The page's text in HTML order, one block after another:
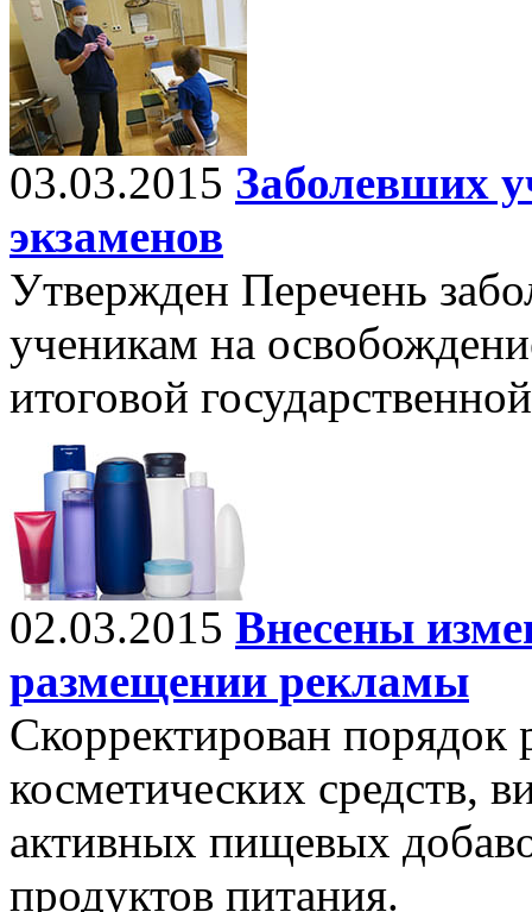
03.03.2015 Заболевших
экзаменов
Утвержден Перечень
ученикам на
итоговой
02.03.2015 Внесены
размещении рекламы
Скорректирован
косметических средств,
активных пищевых
продуктов питания.